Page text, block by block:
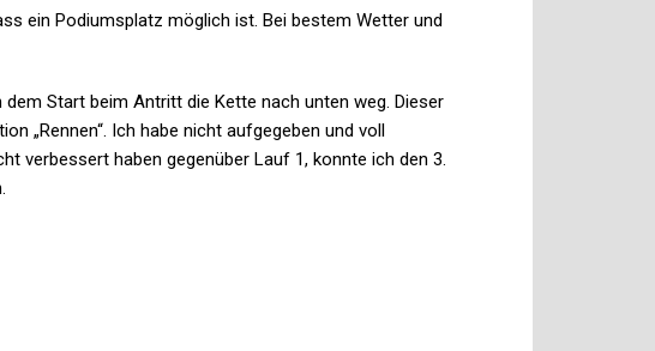
ein Podiumsplatz möglich ist. Bei bestem Wetter und
Start beim Antritt die Kette nach unten weg. Dieser
„Rennen“. Ich habe nicht aufgegeben und voll
verbessert haben gegenüber Lauf 1, konnte ich den 3.